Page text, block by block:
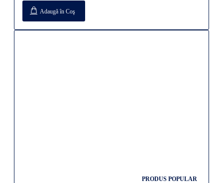
Adaugă în Coş
PRODUS POPULAR